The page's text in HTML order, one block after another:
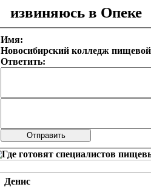
извиняюсь в Опеке
Имя:
Новосибирский колледж
Ответить:
Денис